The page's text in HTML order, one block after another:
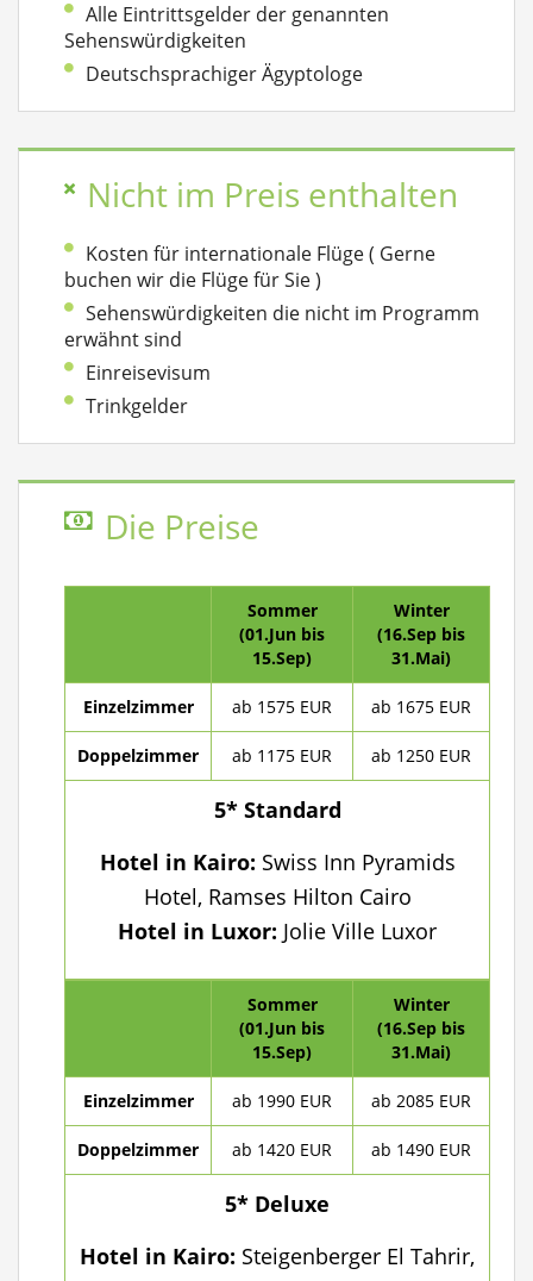
Alle Eintrittsgelder der genannten
Sehenswürdigkeiten
Deutschsprachiger Ägyptologe
Nicht im Preis enthalten
Kosten für internationale Flüge ( Gerne
buchen wir die Flüge für Sie )
Sehenswürdigkeiten die nicht im Programm
erwähnt sind
Einreisevisum
Trinkgelder
Die Preise
Sommer
(01.Jun bis
15.Sep)
Winter
(16.Sep bis
31.Mai)
Einzelzimmer ab 1575 EUR ab 1675 EUR
Doppelzimmer ab 1175 EUR ab 1250 EUR
5* Standard
Hotel in Kairo: Swiss Inn Pyramids
Hotel, Ramses Hilton Cairo
Hotel in Luxor: Jolie Ville Luxor
Sommer
(01.Jun bis
15.Sep)
Winter
(16.Sep bis
31.Mai)
Einzelzimmer ab 1990 EUR ab 2085 EUR
Doppelzimmer ab 1420 EUR ab 1490 EUR
5* Deluxe
Hotel in Kairo: Steigenberger El Tahrir,